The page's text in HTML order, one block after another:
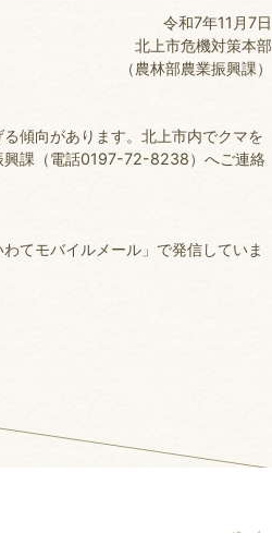
令和7年11月7日
北上市危機対策本部
（農林部農業振興課）
傾向があります。北上市内でクマを
興課（電話0197-72-8238）へご連絡
てモバイルメール」で発信していま